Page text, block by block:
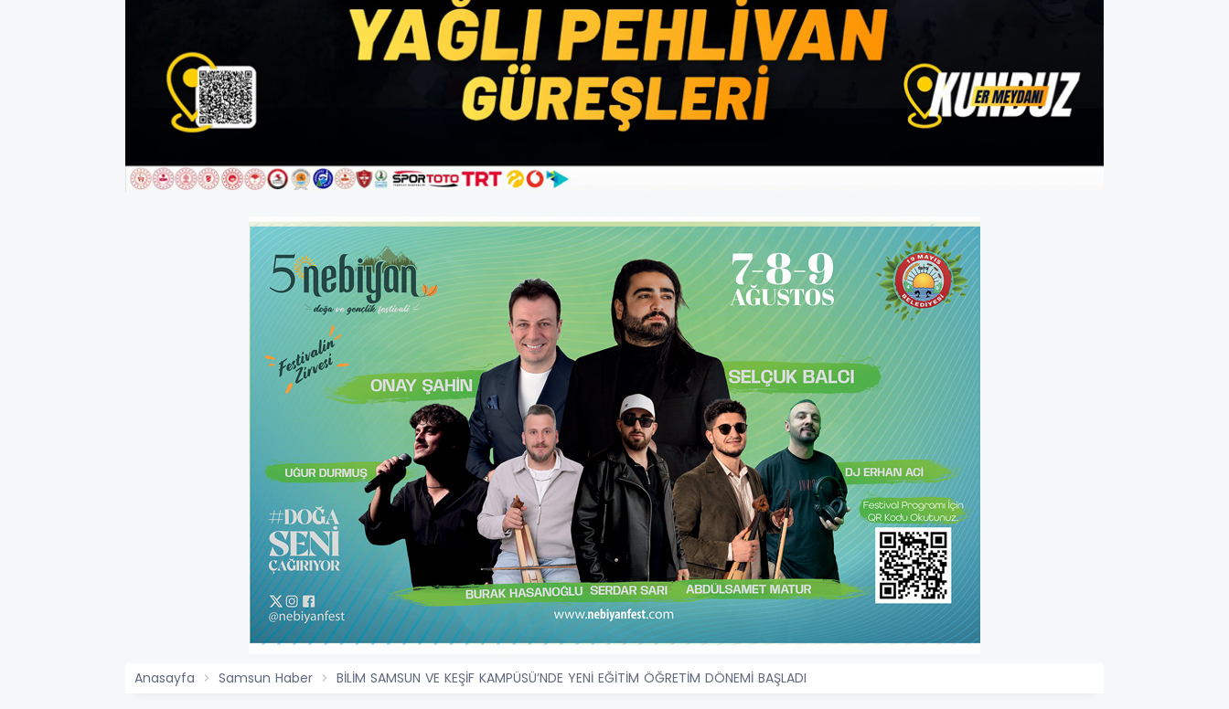
Anasayfa Samsun Haber BİLİM SAMSUN VE KEŞİF KAMPÜSÜ’NDE YENİ EĞİTİM ÖĞRETİM DÖNEMİ BAŞLADI